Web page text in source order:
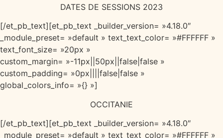
DATES DE SESSIONS 2023
[/et_pb_text][et_pb_text _builder_version= »4.18.0″
_module_preset= »default » text_text_color= »#FFFFFF »
text_font_size= »20px »
custom_margin= »-11px||50px||false|false »
custom_padding= »0px||||false|false »
global_colors_info= »{} »]
OCCITANIE
[/et_pb_text][et_pb_text _builder_version= »4.18.0″
_module_preset= »default » text_text_color= »#FFFFFF »